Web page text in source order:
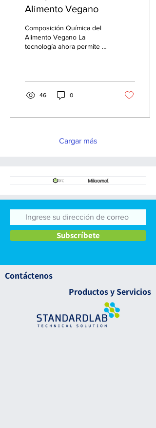
Alimento Vegano
Composición Química del
Alimento Vegano La
tecnología ahora permite a
46 0
Cargar más
Subscríbete
Contáctenos
Productos y Servicios